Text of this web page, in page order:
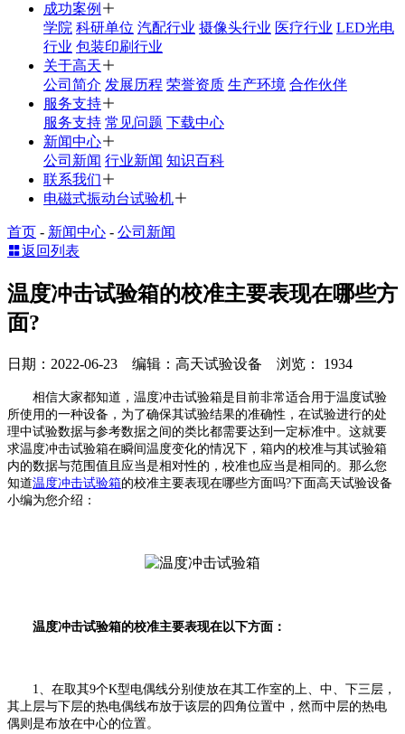
成功案例
学院 科研单位 汽配行业 摄像头行业 医疗行业 LED光电
行业 包装印刷行业
关于高天
公司简介 发展历程 荣誉资质 生产环境 合作伙伴
服务支持
服务支持 常见问题 下载中心
新闻中心
公司新闻 行业新闻 知识百科
联系我们
电磁式振动台试验机
首页 - 新闻中心 - 公司新闻
返回列表
温度冲击试验箱的校准主要表现在哪些方
面?
日期：2022-06-23 编辑：高天试验设备 浏览： 1934
相信大家都知道，温度冲击试验箱是目前非常适合用于温度试验
所使用的一种设备，为了确保其试验结果的准确性，在试验进行的处
理中试验数据与参考数据之间的类比都需要达到一定标准中。这就要
求温度冲击试验箱在瞬间温度变化的情况下，箱内的校准与其试验箱
内的数据与范围值且应当是相对性的，校准也应当是相同的。那么您
知道温度冲击试验箱的校准主要表现在哪些方面吗?下面高天试验设备
小编为您介绍：
温度冲击试验箱的校准主要表现在以下方面：
1、在取其9个K型电偶线分别使放在其工作室的上、中、下三层，
其上层与下层的热电偶线布放于该层的四角位置中，然而中层的热电
偶则是布放在中心的位置。